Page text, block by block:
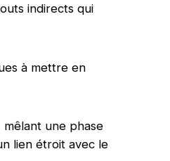
indirects qui
à mettre en
une phase
lien étroit avec le